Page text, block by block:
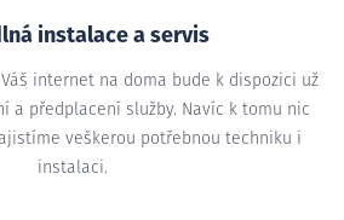
instalace a servis
Váš internet na doma bude k dispozici už
a předplacení služby. Navíc k tomu nic
veškerou potřebnou techniku i
instalaci.